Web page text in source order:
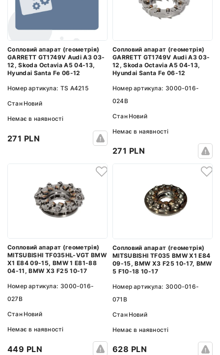
Сопловий апарат (геометрія)
GARRETT GT1749V Audi A3 03-
12, Skoda Octavia A5 04-13,
Hyundai Santa Fe 06-12
Номер артикула: TS A4215
Стан Новий
Немає в наявності
271 PLN
Сопловий апарат (геометрія)
GARRETT GT1749V Audi A3 03-
12, Skoda Octavia A5 04-13,
Hyundai Santa Fe 06-12
Номер артикула: 3000-016-
024B
Стан Новий
Немає в наявності
271 PLN
Сопловий апарат (геометрія)
MITSUBISHI TF035HL-VGT BMW
X1 E84 09-15, BMW 1 E81-88
04-11, BMW X3 F25 10-17
Номер артикула: 3000-016-
027B
Стан Новий
Немає в наявності
449 PLN
Сопловий апарат (геометрія)
MITSUBISHI TF035 BMW X1 E84
09-15, BMW X3 F25 10-17, BMW
5 F10-18 10-17
Номер артикула: 3000-016-
071B
Стан Новий
Немає в наявності
628 PLN